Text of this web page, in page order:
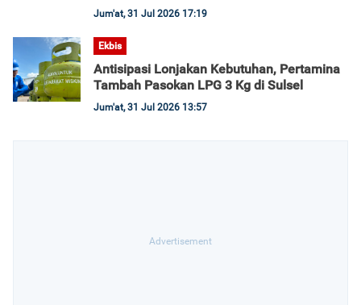
Jum'at, 31 Jul 2026 17:19
Ekbis
Antisipasi Lonjakan Kebutuhan, Pertamina
Tambah Pasokan LPG 3 Kg di Sulsel
Jum'at, 31 Jul 2026 13:57